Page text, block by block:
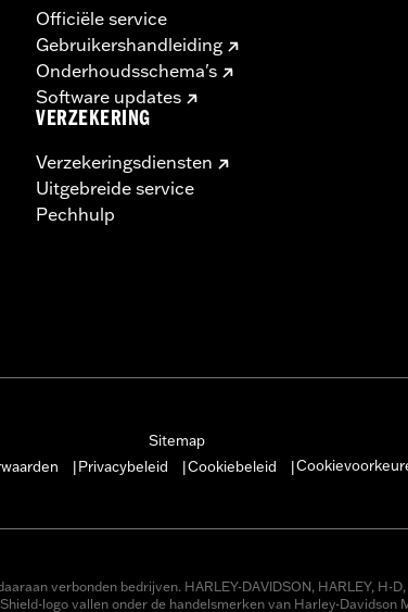
Officiële service
Gebruikershandleiding
Onderhoudsschema's
Software updates
VERZEKERING
Verzekeringsdiensten
Uitgebreide service
Pechhulp
Sitemap
Privacybeleid Cookiebeleid
verbonden bedrijven. HARLEY-DAVIDSON, HARLEY, H-D,
logo vallen onder de handelsmerken van Harley-Davidson